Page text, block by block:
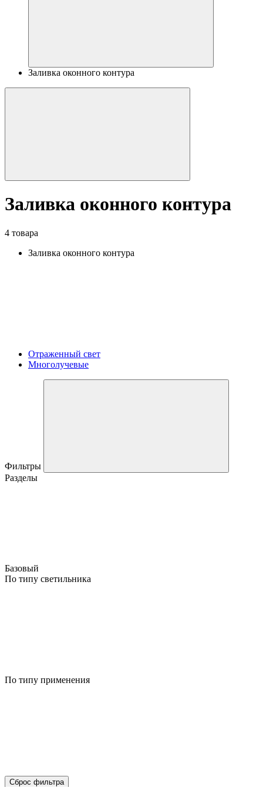
Заливка оконного контура
Заливка оконного контура
4 товара
Заливка оконного контура
Отраженный свет
Многолучевые
Фильтры
Разделы
Базовый
По типу светильника
По типу применения
Сброс фильтра